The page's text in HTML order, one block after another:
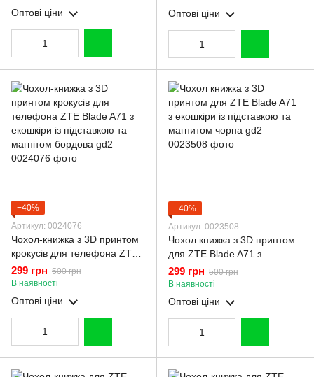
бордова gd2
Оптові ціни бордова gd2
Оптові ціни
−40%
Артикул: 0024076
Чохол-книжка з 3D принтом
крокусів для телефона ZTE
Blade A71 з екошкіри із
підставкою та магнітом
бордова gd2
299 грн 500 грн
В наявності
Оптові ціни
−40%
Артикул: 0023508
Чохол книжка з 3D принтом
для ZTE Blade A71 з
екошкіри із підставкою та
магнитом чорна gd2
299 грн 500 грн
В наявності
Оптові ціни